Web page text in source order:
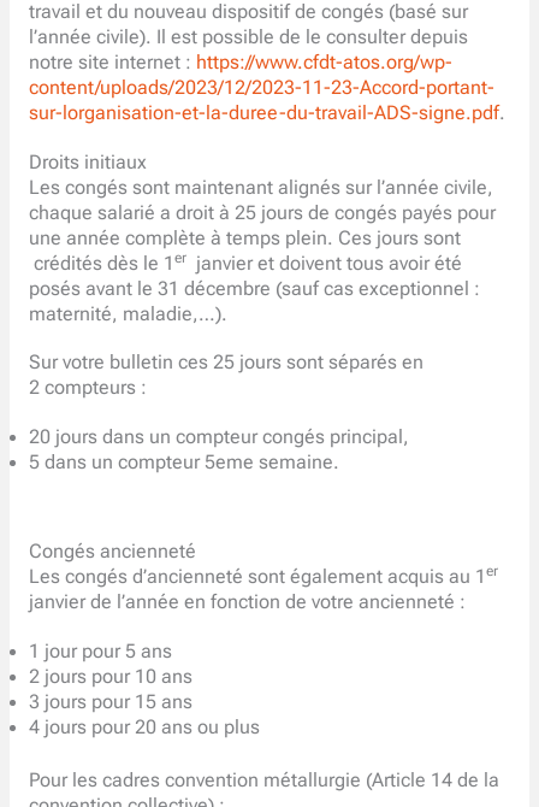
travail et du nouveau dispositif de congés (basé sur
l’année civile). Il est possible de le consulter depuis
notre site internet : https://www.cfdt-atos.org/wp-
content/uploads/2023/12/2023-11-23-Accord-portant-
sur-lorganisation-et-la-duree-du-travail-ADS-signe.pdf.
Droits initiaux
Les congés sont maintenant alignés sur l’année civile,
chaque salarié a droit à 25 jours de congés payés pour
une année complète à temps plein. Ces jours sont
crédités dès le 1 erjanvier et doivent tous avoir été
posés avant le 31 décembre (sauf cas exceptionnel :
maternité, maladie,…).
Sur votre bulletin ces 25 jours sont séparés en
2 compteurs :
20 jours dans un compteur congés principal,
5 dans un compteur 5eme semaine.
Congés ancienneté
Les congés d’ancienneté sont également acquis au 1 er
janvier de l’année en fonction de votre ancienneté :
1 jour pour 5 ans
2 jours pour 10 ans
3 jours pour 15 ans
4 jours pour 20 ans ou plus
Pour les cadres convention métallurgie (Article 14 de la